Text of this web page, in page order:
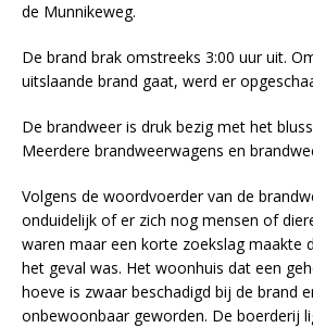
de Munnikeweg.
De brand brak omstreeks 3:00 uur uit.
uitslaande brand gaat, werd er
De brandweer is druk bezig met het
Meerdere brandweerwagens en
Volgens de woordvoerder van de
onduidelijk of er zich nog mensen of
waren maar een korte zoekslag maakte
het geval was. Het woonhuis dat een
hoeve is zwaar beschadigd bij de brand
onbewoonbaar geworden. De boerderij